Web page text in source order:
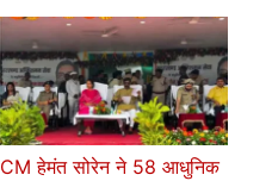
CM हेमंत सोरेन ने 58 आधुनिक